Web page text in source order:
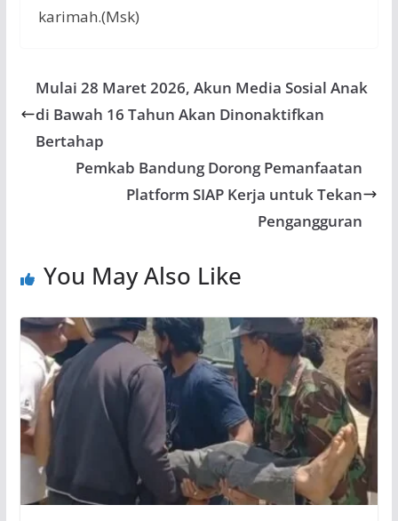
karimah.(Msk)
Mulai 28 Maret 2026, Akun Media Sosial Anak
di Bawah 16 Tahun Akan Dinonaktifkan
Bertahap
Pemkab Bandung Dorong Pemanfaatan
Platform SIAP Kerja untuk Tekan
Pengangguran
You May Also Like